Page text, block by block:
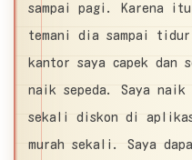
sampai pagi. Karena
temani dia sampai
kantor saya capek
naik sepeda. Saya naik
sekali diskon di
murah sekali. Saya